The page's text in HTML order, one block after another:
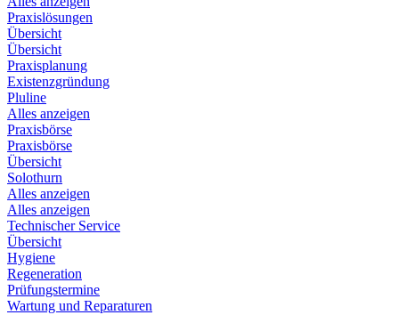
Praxislösungen
Übersicht
Übersicht
Praxisplanung
Existenzgründung
Pluline
Alles anzeigen
Praxisbörse
Praxisbörse
Übersicht
Solothurn
Alles anzeigen
Alles anzeigen
Technischer Service
Übersicht
Hygiene
Regeneration
Prüfungstermine
Wartung und Reparaturen